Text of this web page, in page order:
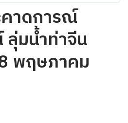
คาดการณ์
มน้ำท่าจีน
พฤษภาคม